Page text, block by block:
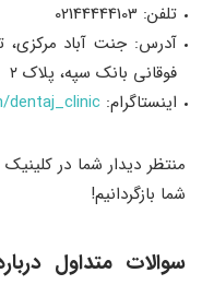
تلفن: 02144444103
آدرس: جنت آباد مرکزی،
فوقانی بانک سپه، پلاک ۲
اينستاگرام:
منتظر دیدار شما در
شما بازگردانیم!
سوالات متداول